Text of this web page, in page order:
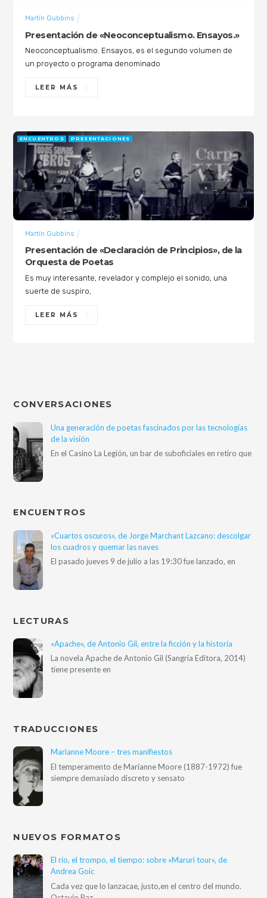
Presentación de «Neoconceptualismo. Ensayos.»
Martín Gubbins
Neoconceptualismo. Ensayos, es el segundo volumen de
un proyecto o programa denominado
LEER MÁS
Presentación de «Declaración de Principios», de la
Orquesta de Poetas
Martín Gubbins
ENCUENTROS PRESENTACIONES
Es muy interesante, revelador y complejo el sonido, una
suerte de suspiro,
LEER MÁS
CONVERSACIONES
Una generación de poetas fascinados por las tecnologías
de la visión
En el Casino La Legión, un bar de suboficiales en retiro que
ENCUENTROS
«Cuartos oscuros», de Jorge Marchant Lazcano: descolgar
los cuadros y quemar las naves
El pasado jueves 9 de julio a las 19:30 fue lanzado, en
LECTURAS
«Apache», de Antonio Gil, entre la ficción y la historia
La novela Apache de Antonio Gil (Sangría Editora, 2014)
tiene presente en
TRADUCCIONES
Marianne Moore – tres manifiestos
El temperamento de Marianne Moore (1887-1972) fue
siempre demasiado discreto y sensato
NUEVOS FORMATOS
El río, el trompo, el tiempo: sobre «Maruri tour», de
Andrea Goic
Cada vez que lo lanzacae, justo,en el centro del mundo.